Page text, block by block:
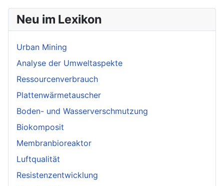
Neu im Lexikon
Urban Mining
Analyse der Umweltaspekte
Ressourcenverbrauch
Plattenwärmetauscher
Boden- und Wasserverschmutzung
Biokomposit
Membranbioreaktor
Luftqualität
Resistenzentwicklung